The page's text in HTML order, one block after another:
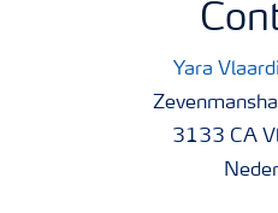
Yara
3133 CA